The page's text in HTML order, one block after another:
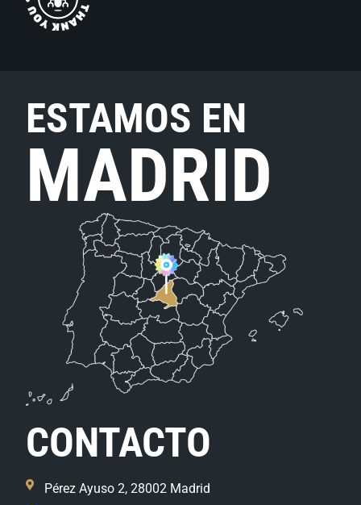
ESTAMOS EN
MADRID
CONTACTO
Pérez Ayuso 2, 28002 Madrid